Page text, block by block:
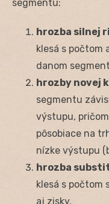
segmentu:
hrozba silnej
klesá s počtom
danom
hrozby novej
segmentu
výstupu,
pôsobiace na
nízke výstupu
hrozba
klesá s
aj zisky,